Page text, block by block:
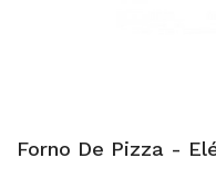
Forno De Pizza -